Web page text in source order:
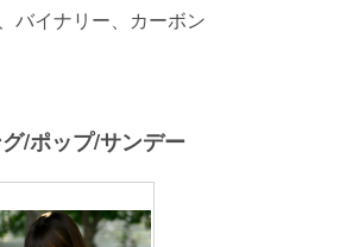
バイナリー、カーボン
/ポップ/サンデー